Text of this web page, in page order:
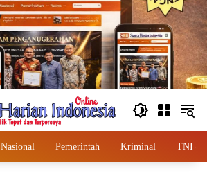
Nasional Pemerintah Kriminal TNI –